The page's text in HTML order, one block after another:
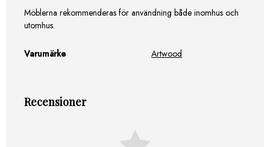
Möblerna rekommenderas för användning både inomhus och
utomhus.
Varumärke Artwood
Recensioner